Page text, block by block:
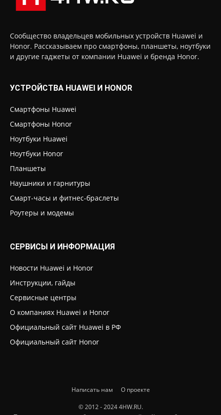
Сообщество владельцев мобильных устройств Huawei и
Honor. Рассказываем про смартфоны, планшеты, ноутбуки
и другие гаджеты от компании Huawei и бренда Honor.
УСТРОЙСТВА HUAWEI И HONOR
Смартфоны Huawei
Смартфоны Honor
Ноутбуки Huawei
Ноутбуки Honor
Планшеты
Наушники и гарнитуры
Смарт-часы и фитнес-браслеты
Роутеры и модемы
СЕРВИСЫ И ИНФОРМАЦИЯ
Новости Huawei и Honor
Инструкции, гайды
Сервисные центры
О компаниях Huawei и Honor
Официальный сайт Huawei в РФ
Официальный сайт Honor
Написать нам О проекте
© 2012 - 2024 4HW.RU.